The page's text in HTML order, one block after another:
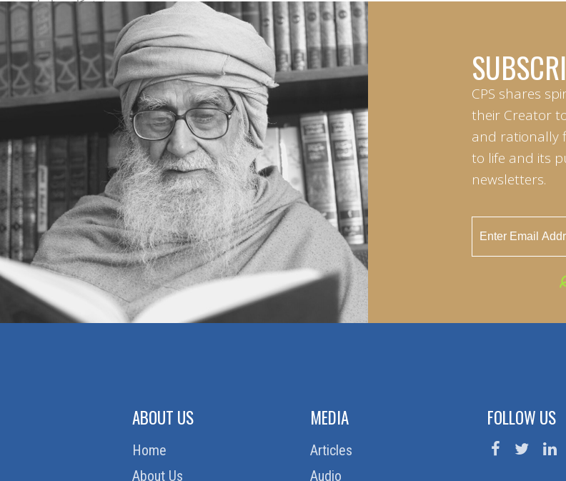
ٹوئٹر کا سی ای او
خبرنامہ اسلامی مرکز- 275
CPS shares
their Creator
and rationally
to life and its
newsletters.
ABOUT US
Home
About Us
MEDIA
Articles
Audio
FOLLOW US